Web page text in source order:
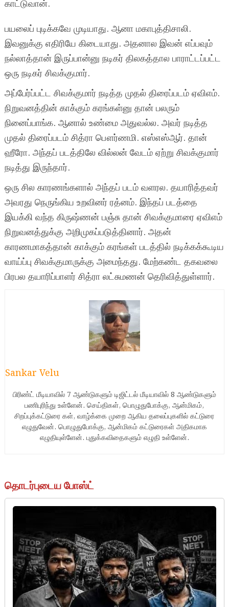
காட்டுவான்.
பயலைப் புடிக்கவே முடியாது. ஆனா மகாபுத்திசாலி.
இவனுக்கு எதிரியே கிடையாது. அதனால இவன் எப்பவும்
நல்லாத்தான் இருப்பான்னு நடிகர் திலகத்தால பாராட்டப்பட்ட
ஒரு நடிகர் சிவக்குமார்.
அப்பேர்ப்பட்ட சிவக்குமார் நடித்த முதல் திரைப்படம் ஏவிஎம்.
நிறுவனத்தின் காக்கும் கரங்கள்னு தான் பலரும்
நினைப்பாங்க. ஆனால் உண்மை அதுவல்ல. அவர் நடித்த
முதல் திரைப்படம் சித்ரா பௌர்ணமி. எஸ்எஸ்ஆர். தான்
ஹீரோ. அந்தப் படத்திலே வில்லன் வேடம் ஏற்று சிவக்குமார்
நடித்து இருந்தார்.
ஒரு சில காரணங்களால் அந்தப் படம் வளரல. தயாரித்தவர்
அவரது நெருங்கிய உறவினர் ரத்னம். இந்தப் படத்தை
இயக்கி வந்த கிருஷ்ணன் பஞ்சு தான் சிவக்குமாரை ஏவிஎம்
நிறுவனத்துக்கு அறிமுகப்படுத்தினார். அதன்
காரணமாகத்தான் காக்கும் கரங்கள் படத்தில் நடிக்கக்கூடிய
வாய்ப்பு சிவக்குமாருக்கு அமைந்தது. மேற்கண்ட தகவலை
பிரபல தயாரிப்பாளர் சித்ரா லட்சுமணன் தெரிவித்துள்ளார்.
Sankar Velu
பிரிண்ட் மீடியாவில் 7 ஆண்டுகளும் டிஜிட்டல் மீடியாவில் 8 ஆண்டுகளும்
பணிபுரிந்து உள்ளேன். செய்திகள், பொழுதுபோக்கு, ஆன்மிகம்,
சிறப்புக்கட்டுரை கள், வாழ்க்கை முறை ஆகிய தலைப்புகளில் கட்டுரை
எழுதுவேன். பொழுதுபோக்கு, ஆன்மிகம் கட்டுரைகள் அதிகமாக
எழுதியுள்ளேன். புதுக்கவிதைகளும் எழுதி உள்ளேன்.
தொடர்புடைய போஸ்ட்